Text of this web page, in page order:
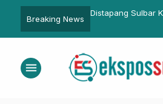
Breaking News
Public Display
Deal by Kalla Toyota
Distapang Sulbar
Inflasi
menu